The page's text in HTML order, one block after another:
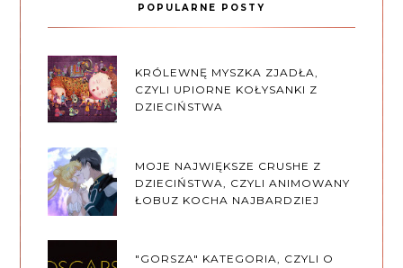
POPULARNE POSTY
KRÓLEWNĘ MYSZKA ZJADŁA,
CZYLI UPIORNE KOŁYSANKI Z
DZIECIŃSTWA
MOJE NAJWIĘKSZE CRUSHE Z
DZIECIŃSTWA, CZYLI ANIMOWANY
ŁOBUZ KOCHA NAJBARDZIEJ
"GORSZA" KATEGORIA, CZYLI O